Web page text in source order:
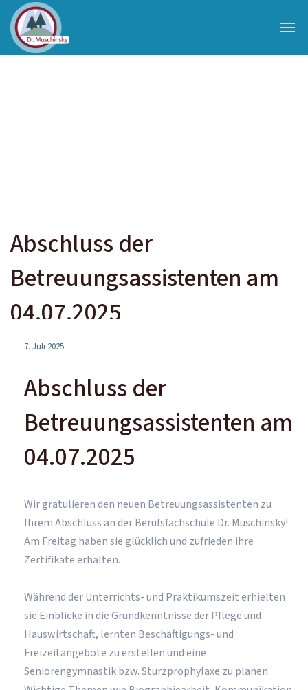
Abschluss der
Betreuungsassistenten am
04.07.2025
7. Juli 2025
Abschluss der
Betreuungsassistenten am
04.07.2025
Wir gratulieren den neuen Betreuungsassistenten zu
Ihrem Abschluss an der Berufsfachschule Dr. Muschinsky!
Am Freitag haben sie glücklich und zufrieden ihre
Zertifikate erhalten.
Während der Unterrichts- und Praktikumszeit erhielten
sie Einblicke in die Grundkenntnisse der Pflege und
Hauswirtschaft, lernten Beschäftigungs- und
Freizeitangebote zu erstellen und eine
Seniorengymnastik bzw. Sturzprophylaxe zu planen.